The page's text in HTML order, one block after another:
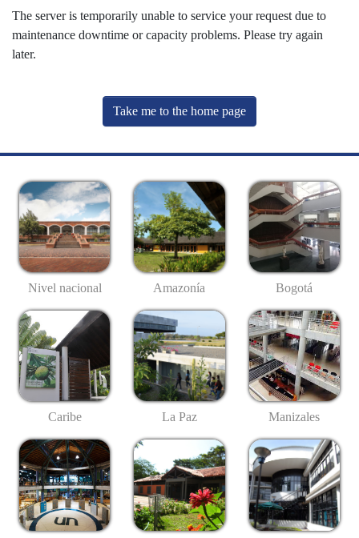
The server is temporarily unable to service your request due to
maintenance downtime or capacity problems. Please try again
later.
Take me to the home page
Nivel nacional Amazonía Bogotá
Caribe La Paz Manizales